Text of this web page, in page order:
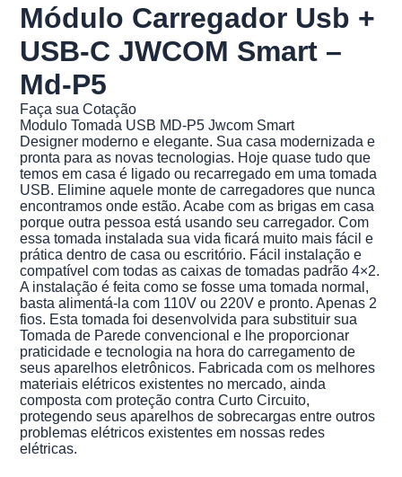
Módulo Carregador Usb +
USB-C JWCOM Smart –
Md-P5
Faça sua Cotação
Modulo Tomada USB MD-P5 Jwcom Smart
Designer moderno e elegante. Sua casa modernizada e
pronta para as novas tecnologias. Hoje quase tudo que
temos em casa é ligado ou recarregado em uma tomada
USB. Elimine aquele monte de carregadores que nunca
encontramos onde estão. Acabe com as brigas em casa
porque outra pessoa está usando seu carregador. Com
essa tomada instalada sua vida ficará muito mais fácil e
prática dentro de casa ou escritório. Fácil instalação e
compatível com todas as caixas de tomadas padrão 4×2.
A instalação é feita como se fosse uma tomada normal,
basta alimentá-la com 110V ou 220V e pronto. Apenas 2
fios. Esta tomada foi desenvolvida para substituir sua
Tomada de Parede convencional e lhe proporcionar
praticidade e tecnologia na hora do carregamento de
seus aparelhos eletrônicos. Fabricada com os melhores
materiais elétricos existentes no mercado, ainda
composta com proteção contra Curto Circuito,
protegendo seus aparelhos de sobrecargas entre outros
problemas elétricos existentes em nossas redes
elétricas.